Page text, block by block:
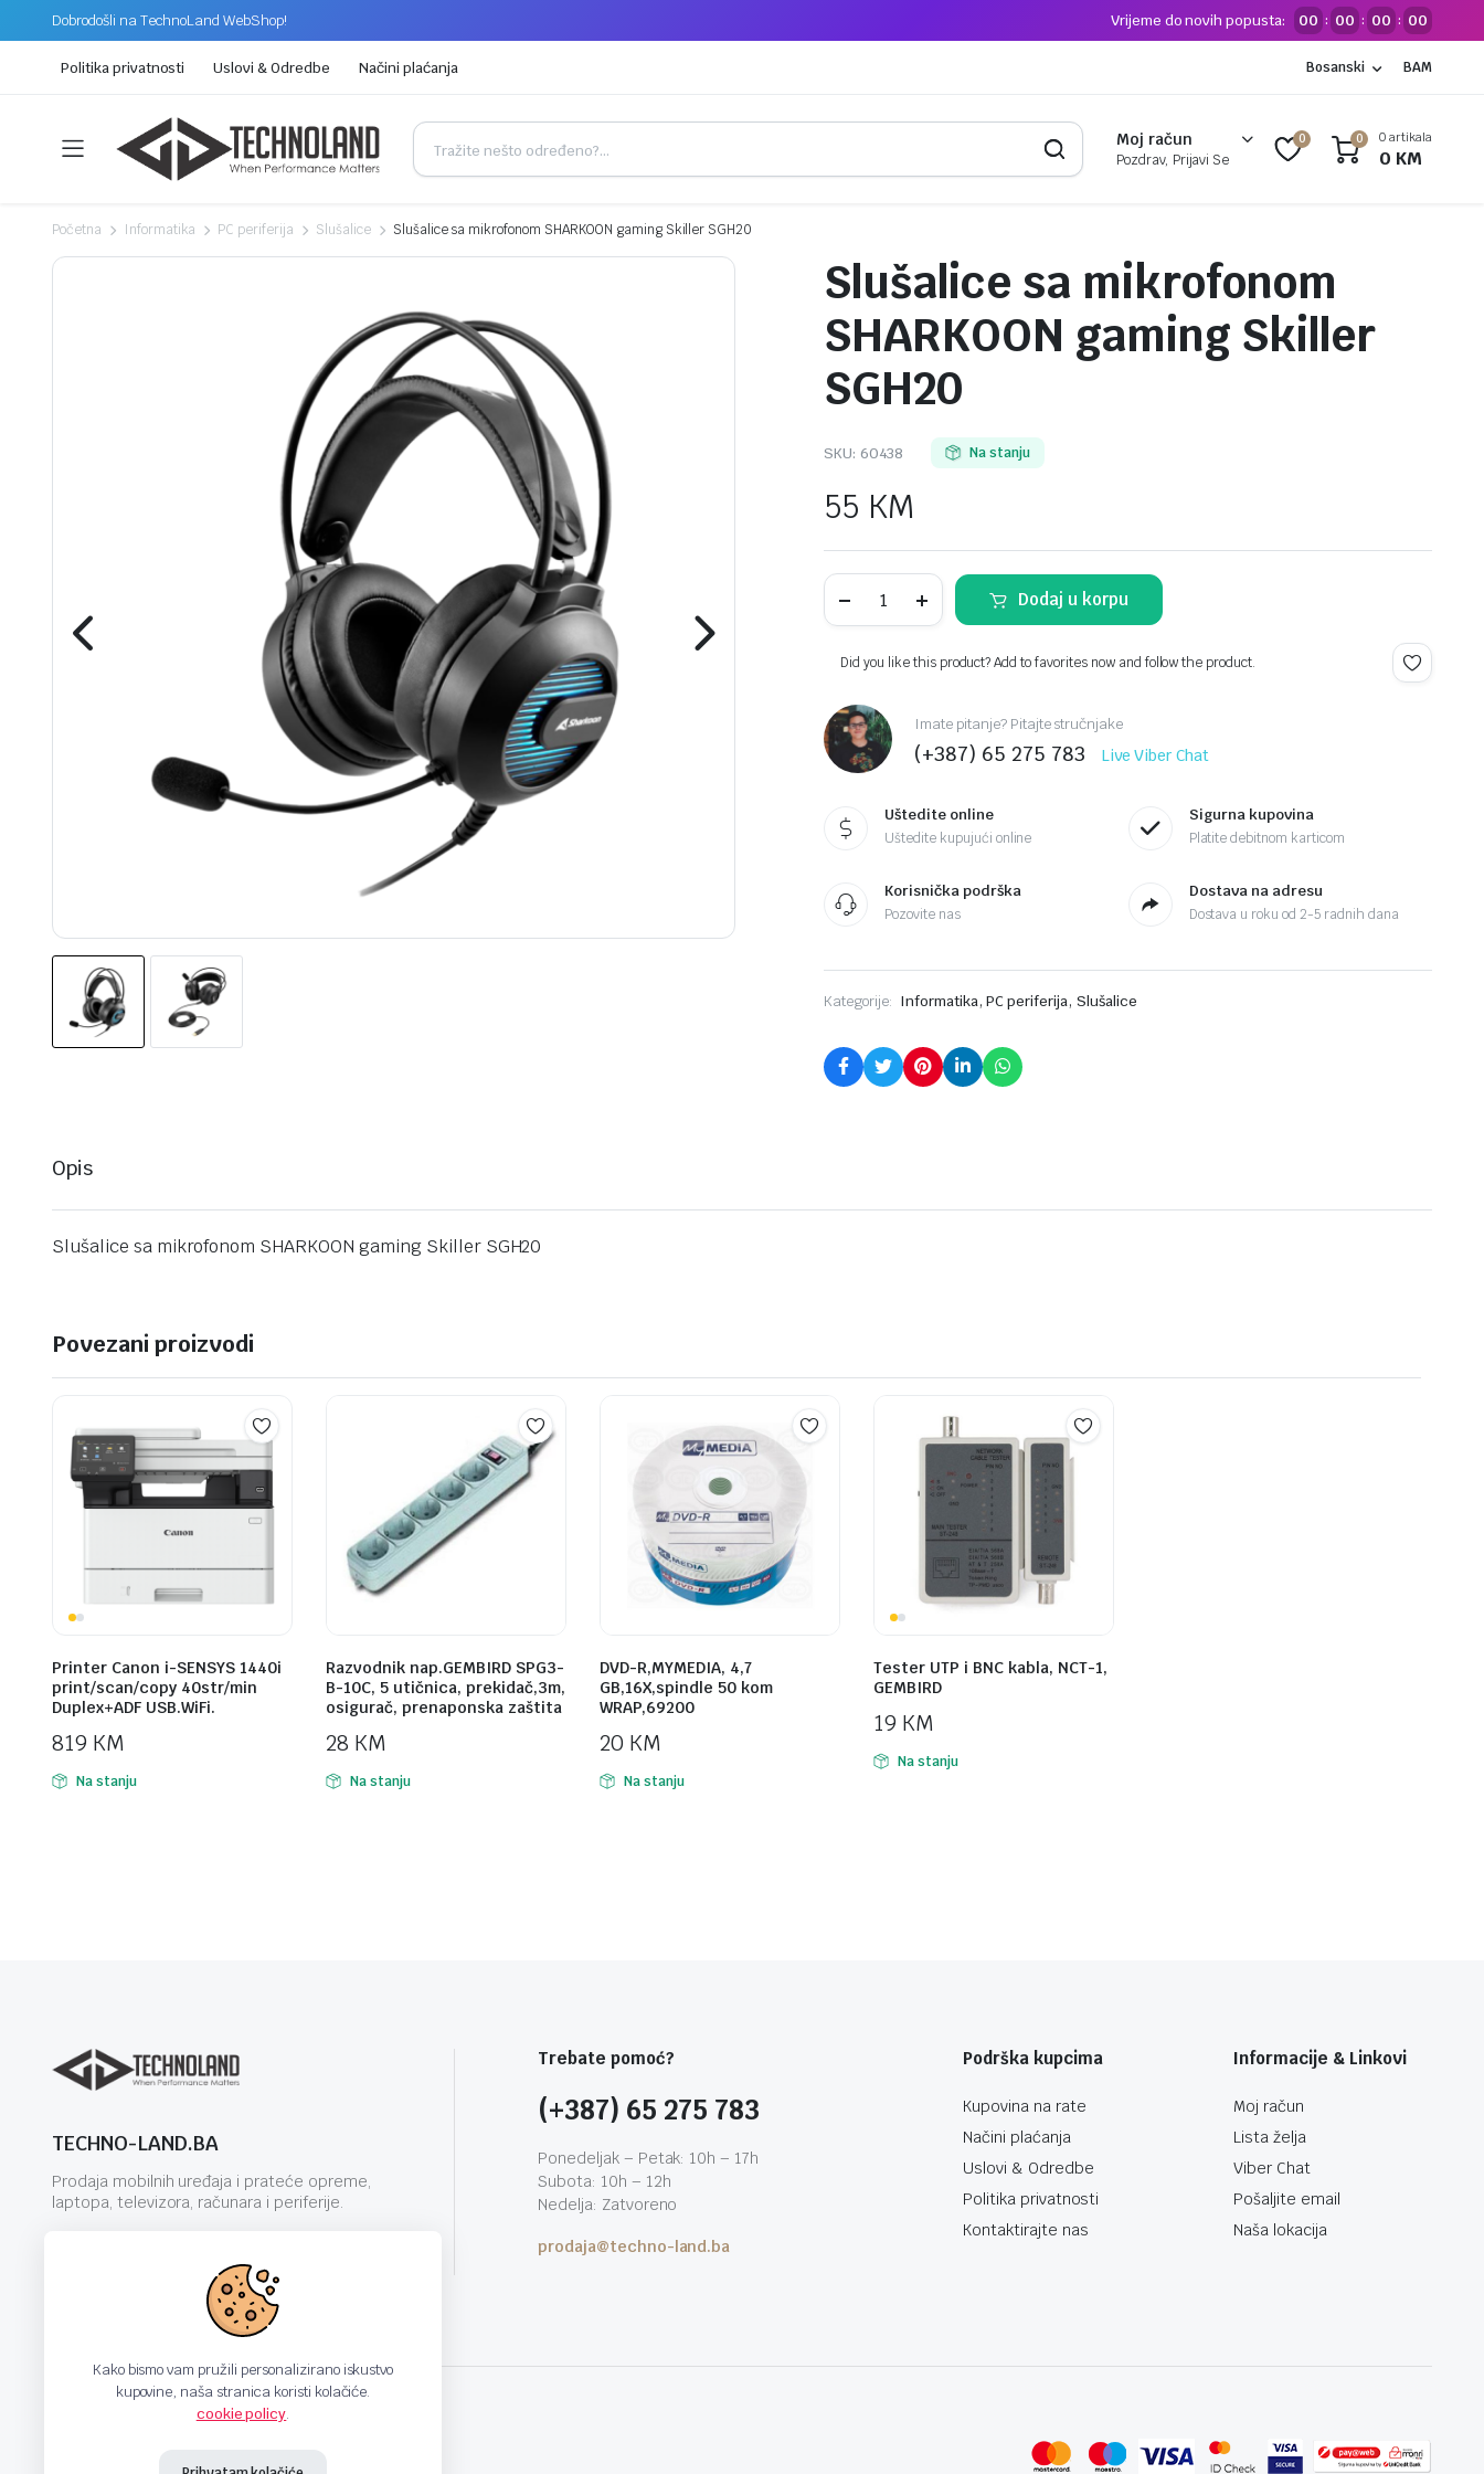
Dobrodošli na TechnoLand WebShop! Vrijeme do novih popusta: 00 : 00 : 00 : 00
Politika privatnosti Uslovi & Odredbe Načini plaćanja Bosanski BAM
Moj račun
Pozdrav, Prijavi Se
0 0 0 artikala
0 KM
Početna Informatika PC periferija Slušalice Slušalice sa mikrofonom SHARKOON gaming Skiller SGH20
Slušalice sa mikrofonom
SHARKOON gaming Skiller
SGH20
SKU: 60438 Na stanju
55 KM
mikrofonom
gaming
Skiller
quantity
Dodaj u korpu
Did you like this product? Add to favorites now and follow the product.
Imate pitanje? Pitajte stručnjake
(+387) 65 275 783 Live Viber Chat
Uštedite online
Uštedite kupujući online
Sigurna kupovina
Platite debitnom karticom
Korisnička podrška
Pozovite nas
Dostava na adresu
Dostava u roku od 2-5 radnih dana
Kategorije: Informatika, PC periferija, Slušalice
Opis
Slušalice sa mikrofonom SHARKOON gaming Skiller SGH20
Povezani proizvodi
Printer Canon i-SENSYS 1440i
print/scan/copy 40str/min
Duplex+ADF USB.WiFi.
819 KM
Na stanju
Razvodnik nap.GEMBIRD SPG3-
B-10C, 5 utičnica, prekidač,3m,
osigurač, prenaponska zaštita
28 KM
Na stanju
DVD-R,MYMEDIA, 4,7
GB,16X,spindle 50 kom
WRAP,69200
20 KM
Na stanju
Tester UTP i BNC kabla, NCT-1,
GEMBIRD
19 KM
Na stanju
TECHNO-LAND.BA
Prodaja mobilnih uređaja i prateće opreme,
laptopa, televizora, računara i periferije.
Trebate pomoć?
(+387) 65 275 783
Ponedeljak – Petak: 10h – 17h
Subota: 10h – 12h
Nedelja: Zatvoreno
prodaja@techno-land.ba
Podrška kupcima
Kupovina na rate
Načini plaćanja
Uslovi & Odredbe
Politika privatnosti
Kontaktirajte nas
Informacije & Linkovi
Moj račun
Lista želja
Viber Chat
Pošaljite email
Naša lokacija
Kako bismo vam pružili personalizirano iskustvo
kupovine, naša stranica koristi kolačiće.
cookie policy.